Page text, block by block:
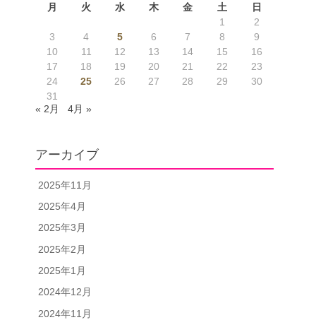
月 火 水 木 金 土
日
1
2
3
4 5 6 7 8
9
10
11 12 13 14 15
16
17
18 19 20 21 22
23
24
25 26 27 28 29
30
31
« 2月
4月 »
アーカイブ
2025年11月
2025年4月
2025年3月
2025年2月
2025年1月
2024年12月
2024年11月